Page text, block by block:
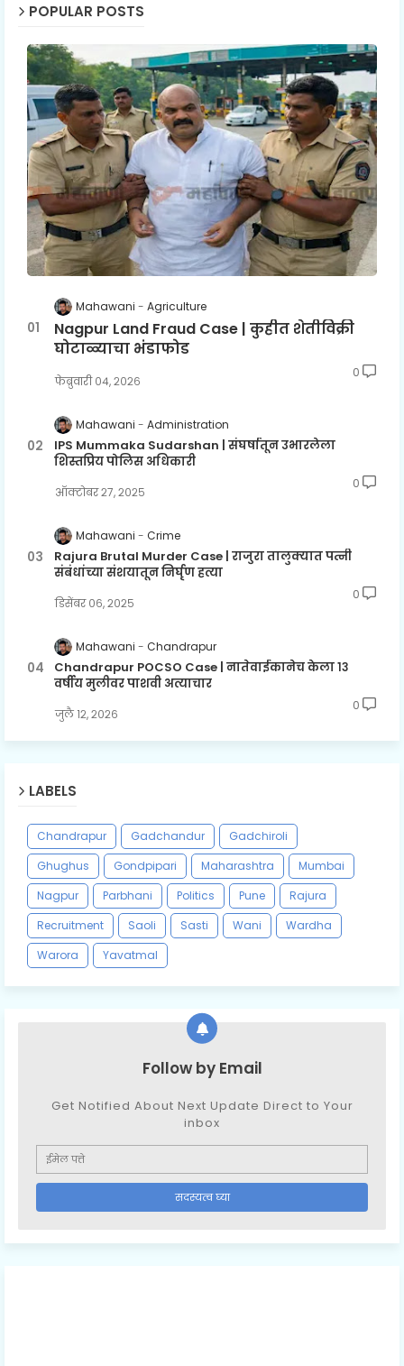
POPULAR POSTS
Mahawani Agriculture
Nagpur Land Fraud Case | कुहीत शेतीविक्री
घोटाळ्याचा भंडाफोड
फेब्रुवारी ०४, २०२६
0
Mahawani Administration
IPS Mummaka Sudarshan | संघर्षातून उभारलेला
शिस्तप्रिय पोलिस अधिकारी
ऑक्टोबर २७, २०२५
0
Mahawani Crime
Rajura Brutal Murder Case | राजुरा तालुक्यात पत्नी
संबंधांच्या संशयातून निर्घृण हत्या
डिसेंबर ०६, २०२५
0
Mahawani Chandrapur
Chandrapur POCSO Case | नातेवाईकानेच केला १३
वर्षीय मुलीवर पाशवी अत्याचार
जुलै १२, २०२६
0
LABELS
Chandrapur Gadchandur
Gadchiroli
Ghughus
Gondpipari Maharashtra
Mumbai
Nagpur
Parbhani Politics Pune
Rajura
Recruitment
Saoli Sasti Wani
Wardha
Warora
Yavatmal
Follow by Email
Get Notified About Next Update Direct to Your
inbox